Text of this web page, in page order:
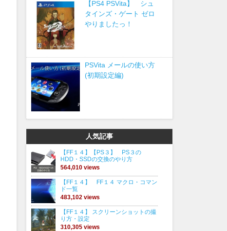
【PS4 PSVita】 シュ
タインズ・ゲート ゼロ
やりましたっ！
PSVita メールの使い方
(初期設定編)
人気記事
【FF１４】【PS３】 PS３の
HDD・SSDの交換のやり方
564,010 views
【FF１４】 FF１４ マクロ・コマン
ド一覧
483,102 views
【FF１４】 スクリーンショットの撮
り方・設定
310,305 views